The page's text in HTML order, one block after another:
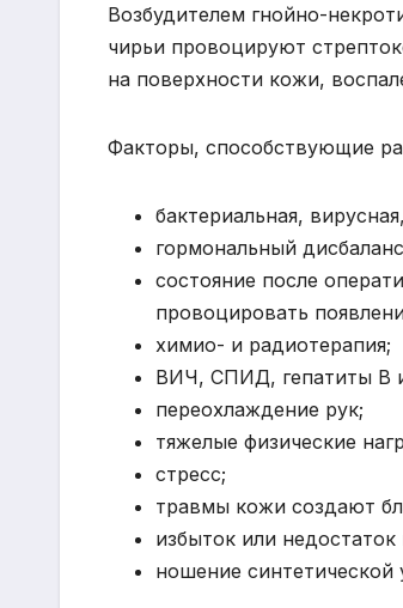
Возбудителем гнойно-
чирьи провоцируют
на поверхности кожи,
Факторы, способствующие
бактериальная,
гормональный
состояние после
провоцировать
химио- и радиотерапия;
ВИЧ, СПИД, гепатиты В
переохлаждение рук;
тяжелые физические
стресс;
травмы кожи создают
избыток или недостаток
ношение